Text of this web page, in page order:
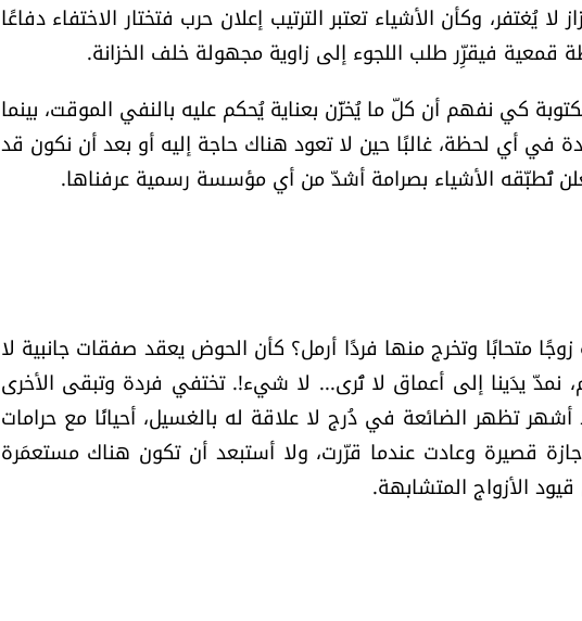
يُغتفر، وكأن الأشياء تعتبر الترتيب إعلان حرب فتختار الاختفاء دفاعًا
فيقرِّر طلب اللجوء إلى زاوية مجهولة خلف الخزانة.
كي نفهم أن كلّ ما يُخزّن بعناية يُحكم عليه بالنفي الموقت، بينما
أي لحظة، غالبًا حين لا تعود هناك حاجة إليه أو بعد أن نكون قد
تُطبّقه الأشياء بصرامة أشدّ من أي مؤسسة رسمية عرفناها.
متحابًا وتخرج منها فردًا أرمل؟ كأن الحوض يعقد صفقات جانبية لا
نمدّ يدَينا إلى أعماق لا تُرى... لا شيء!. تختفي فردة وتبقى الأخرى
تظهر الضائعة في دُرج لا علاقة له بالغسيل، أحيانًا مع حرامات
قصيرة وعادت عندما قرّرت، ولا أستبعد أن تكون هناك مستعمَرة
الأزواج المتشابهة.